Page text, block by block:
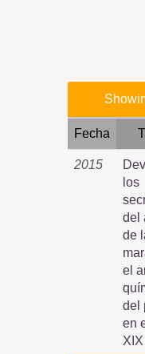
Fecha
2015
los
del
de
el
del
en
XIX